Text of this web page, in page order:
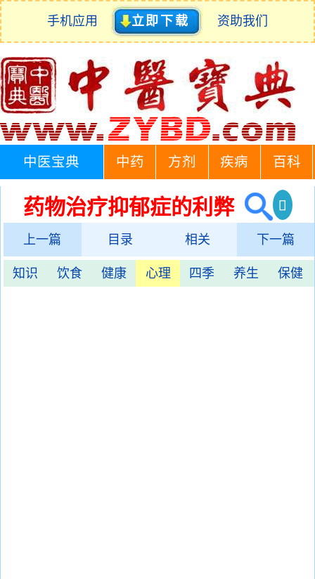
手机应用 立即下载 资助我们
中医宝典 中药 方剂 疾病 百科
药物治疗抑郁症的利弊
上一篇 目录 相关 下一篇
知识 饮食 健康 心理 四季 养生 保健